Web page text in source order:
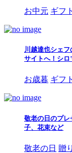
お中元 ギフト
川越達也シェ
サイトへ！シロ
お歳暮 ギフト
敬老の日のプ
子、花束など
敬老の日 贈